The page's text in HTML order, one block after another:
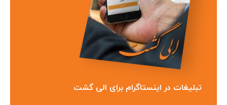
تبلیغات در اینستاگرام برای الی گشت